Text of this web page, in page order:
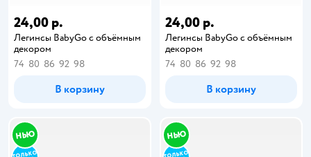
24,00 р.
Легинсы BabyGо с объёмным
декором
74 80 86 92 98
В корзину
24,00 р.
Легинсы BabyGо с объёмным
декором
74 80 86 92 98
В корзину